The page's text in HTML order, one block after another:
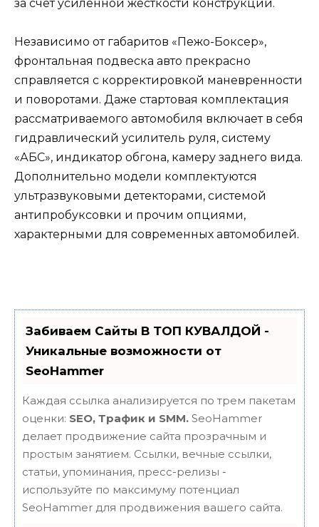
за счет усиленной жесткости конструкции.
Независимо от габаритов «Пежо-Боксер»,
фронтальная подвеска авто прекрасно
справляется с корректировкой маневренности
и поворотами. Даже стартовая комплектация
рассматриваемого автомобиля включает в себя
гидравлический усилитель руля, систему
«АБС», индикатор обгона, камеру заднего вида.
Дополнительно модели комплектуются
ультразвуковыми детекторами, системой
антипробуксовки и прочим опциями,
характерными для современных автомобилей.
Забиваем Сайты В ТОП КУВАЛДОЙ -
Уникальные возможности от
SeoHammer
Каждая ссылка анализируется по трем пакетам
оценки: SEO, Трафик и SMM. SeoHammer
делает продвижение сайта прозрачным и
простым занятием. Ссылки, вечные ссылки,
статьи, упоминания, пресс-релизы -
используйте по максимуму потенциал
SeoHammer для продвижения вашего сайта.